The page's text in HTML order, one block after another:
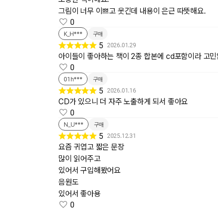
그림이 너무 이쁘고 웃긴데 내용이 은근 따뜻해요.
0
K_H*** 구매
5 2026.01.29
아이들이 좋아하는 책이 2종 합본에 cd포함이라 고
0
01h*** 구매
5 2026.01.16
CD가 있으니 더 자주 노출하게 되서 좋아요
0
N_U*** 구매
5 2025.12.31
요즘 귀엽고 짧은 문장
많이 읽어주고
있어서 구입해봤어요
음원도
있어서 좋아용
0